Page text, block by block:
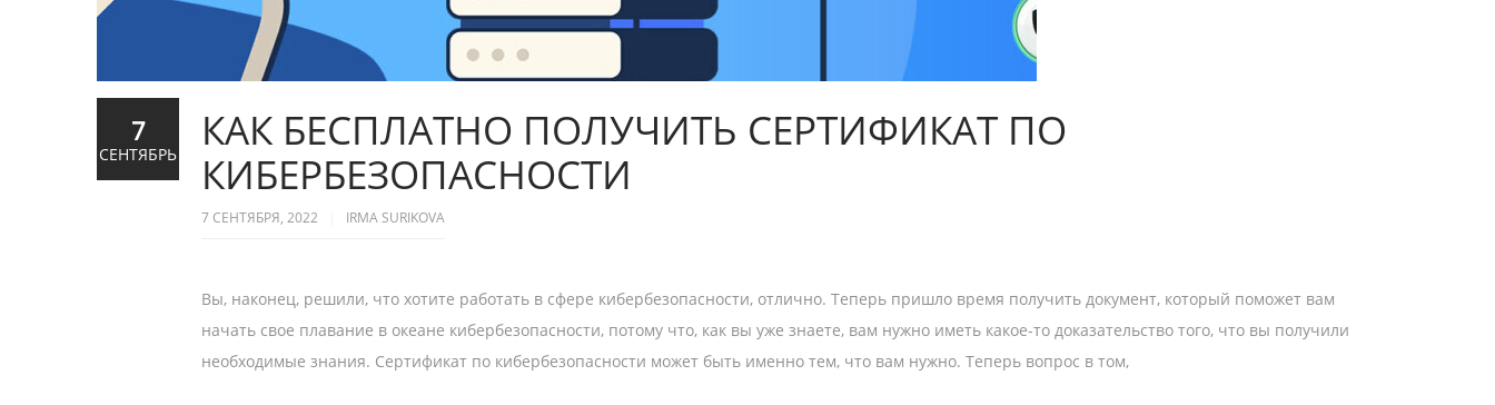
КАК БЕСПЛАТНО ПОЛУЧИТЬ СЕРТИФИКАТ ПО
КИБЕРБЕЗОПАСНОСТИ
7 СЕНТЯБРЯ, 2022 IRMA SURIKOVA
Вы, наконец, решили, что хотите работать в сфере кибербезопасности, отлично. Теперь пришло время получить документ, который поможет вам
начать свое плавание в океане кибербезопасности, потому что, как вы уже знаете, вам нужно иметь какое-то доказательство того, что вы получили
необходимые знания. Сертификат по кибербезопасности может быть именно тем, что вам нужно. Теперь вопрос в том,
7
СЕНТЯБРЬ